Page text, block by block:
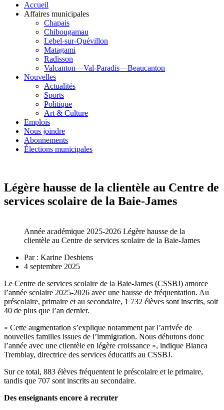
Accueil
Affaires municipales
Chapais
Chibougamau
Lebel-sur-Quévillon
Matagami
Radisson
Valcanton—Val-Paradis—Beaucanton
Nouvelles
Actualités
Sports
Politique
Art & Culture
Emplois
Nous joindre
Abonnements
Élections municipales
Légère hausse de la clientèle au Centre de
services scolaire de la Baie-James
Année académique 2025-2026 Légère hausse de la
clientèle au Centre de services scolaire de la Baie-James
Par : Karine Desbiens
4 septembre 2025
Le Centre de services scolaire de la Baie-James (CSSBJ) amorce
l’année scolaire 2025-2026 avec une hausse de fréquentation. Au
préscolaire, primaire et au secondaire, 1 732 élèves sont inscrits, soit
40 de plus que l’an dernier.
« Cette augmentation s’explique notamment par l’arrivée de
nouvelles familles issues de l’immigration. Nous débutons donc
l’année avec une clientèle en légère croissance », indique Bianca
Tremblay, directrice des services éducatifs au CSSBJ.
Sur ce total, 883 élèves fréquentent le préscolaire et le primaire,
tandis que 707 sont inscrits au secondaire.
Des enseignants encore à recruter